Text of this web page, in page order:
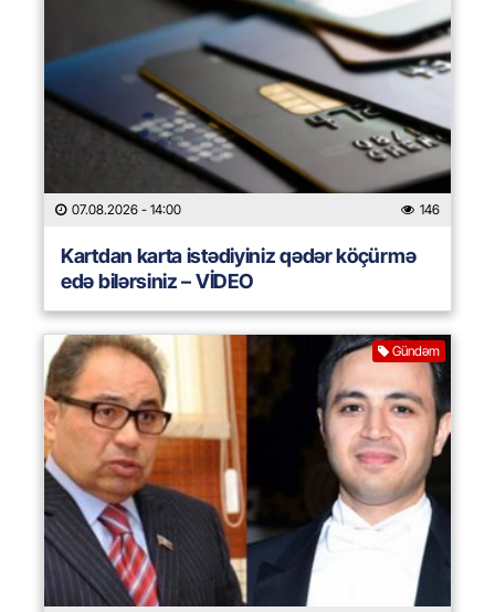
07.08.2026 - 14:00 146
Kartdan karta istədiyiniz qədər köçürmə
edə bilərsiniz – VİDEO
Gündəm